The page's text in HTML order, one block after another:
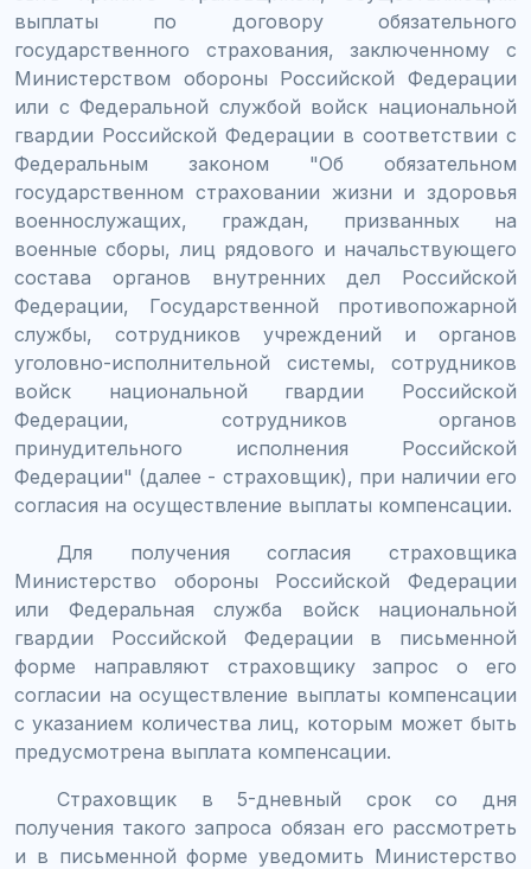
выплаты по договору обязательного
государственного страхования, заключенному с
Министерством обороны Российской Федерации
или с Федеральной службой войск национальной
гвардии Российской Федерации в соответствии с
Федеральным законом "Об обязательном
государственном страховании жизни и здоровья
военнослужащих, граждан, призванных на
военные сборы, лиц рядового и начальствующего
состава органов внутренних дел Российской
Федерации, Государственной противопожарной
службы, сотрудников учреждений и органов
уголовно-исполнительной системы, сотрудников
войск национальной гвардии Российской
Федерации, сотрудников органов
принудительного исполнения Российской
Федерации" (далее - страховщик), при наличии его
согласия на осуществление выплаты компенсации.
Для получения согласия страховщика
Министерство обороны Российской Федерации
или Федеральная служба войск национальной
гвардии Российской Федерации в письменной
форме направляют страховщику запрос о его
согласии на осуществление выплаты компенсации
с указанием количества лиц, которым может быть
предусмотрена выплата компенсации.
Страховщик в 5-дневный срок со дня
получения такого запроса обязан его рассмотреть
и в письменной форме уведомить Министерство